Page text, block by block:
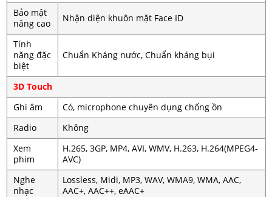
Bảo mật
nâng cao
Nhận diện khuôn mặt Face ID
Tính
năng đặc
biệt
Chuẩn Kháng nước, Chuẩn kháng bụi
3D Touch
Ghi âm
Có, microphone chuyên dụng chống ồn
Radio
Không
Xem
phim
H.265, 3GP, MP4, AVI, WMV, H.263, H.264(MPEG4-
AVC)
Nghe
nhạc
Lossless, Midi, MP3, WAV, WMA9, WMA, AAC,
AAC+, AAC++, eAAC+